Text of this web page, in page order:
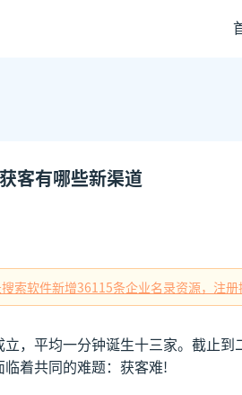
客有哪些新渠道
索软件新增36115条企业名录资源，注册
，平均一分钟诞生十三家。截止
着共同的难题：获客难!